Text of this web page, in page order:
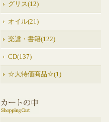
グリス(12)
オイル(21)
楽譜・書籍(122)
CD(137)
☆大特価商品☆(1)